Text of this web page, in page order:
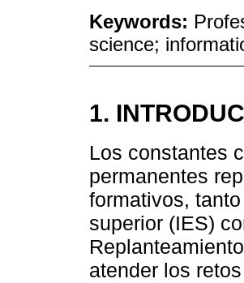
Keywords:
science;
1.
Los constantes
permanentes
formativos,
superior (IES)
atender los